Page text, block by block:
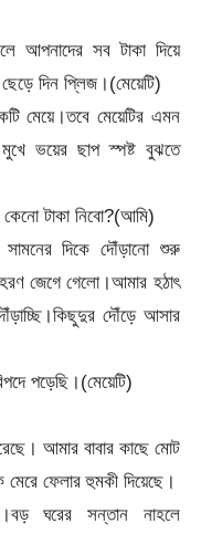
আপনাদের সব টাকা দিয়ে
দিন প্লিজ।(মেয়েটি)
মেয়ে।তবে মেয়েটির এমন
ভয়ের ছাপ স্পষ্ট বুঝতে
টাকা নিবো?(আমি)
দিকে দৌঁড়ানো শুরু
জেগে গেলো।আমার হঠাৎ
দৌঁড়ে আসার
পড়েছি।(মেয়েটি)
আমার বাবার কাছে মোট
মেরে ফেলার হুমকী দিয়েছে।
ঘরের সন্তান নাহলে